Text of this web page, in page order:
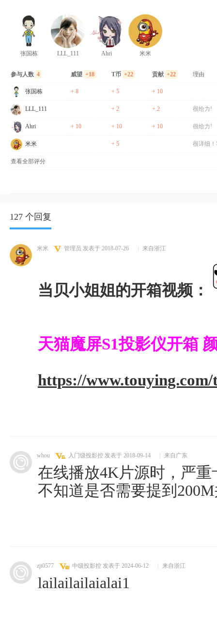
张国栋 LLL_111 Ahri 米米
参与人数 4 威望 +18 T币 +22 贡献 +22 理由
张国栋 + 8 + 5 + 10
LLL_111 + 2 + 2 很给力!
Ahri + 10 + 10 + 10 很给力!
米米 + 5 很详细
查看全部评分
127 个回复
米米 管理员 发表于 2018-07-26 来自浙江
当贝小姐姐的开箱视频：
天猫魔屏S1投影仪开箱
https://
whou 入门级投影控 发表于 2018-09-14 来自广东
在线播放4K片源时，严
不知道是否需要提到
zji0577 中级投影控 发表于 2024-06-12 来自浙江
lailailailaialai1